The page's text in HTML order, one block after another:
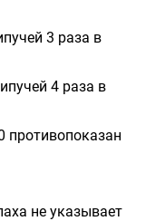
3 раза в
4 раза в
не указывает